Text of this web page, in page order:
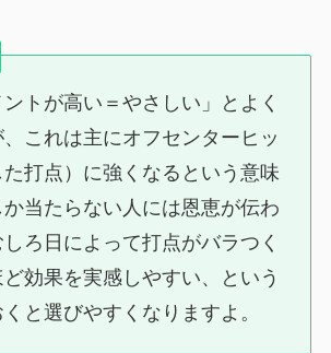
ントが高い＝やさしい」とよく
これは主にオフセンターヒッ
た打点）に強くなるという意味
当たらない人には恩恵が伝わ
ろ日によって打点がバラつく
効果を実感しやすい、という
と選びやすくなりますよ。